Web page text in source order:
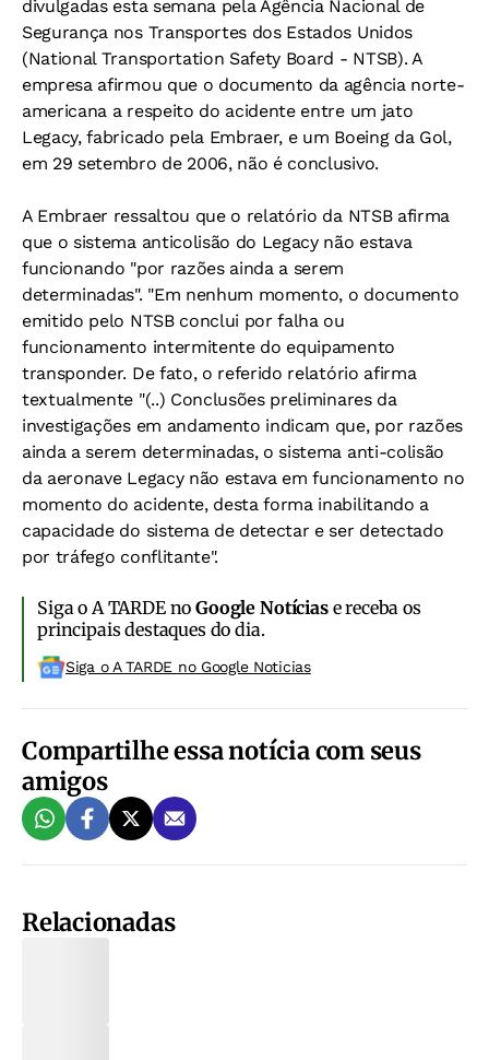
divulgadas esta semana pela Agência Nacional de
Segurança nos Transportes dos Estados Unidos
(National Transportation Safety Board - NTSB). A
empresa afirmou que o documento da agência norte-
americana a respeito do acidente entre um jato
Legacy, fabricado pela Embraer, e um Boeing da Gol,
em 29 setembro de 2006, não é conclusivo.
A Embraer ressaltou que o relatório da NTSB afirma
que o sistema anticolisão do Legacy não estava
funcionando "por razões ainda a serem
determinadas". "Em nenhum momento, o documento
emitido pelo NTSB conclui por falha ou
funcionamento intermitente do equipamento
transponder. De fato, o referido relatório afirma
textualmente "(..) Conclusões preliminares da
investigações em andamento indicam que, por razões
ainda a serem determinadas, o sistema anti-colisão
da aeronave Legacy não estava em funcionamento no
momento do acidente, desta forma inabilitando a
capacidade do sistema de detectar e ser detectado
por tráfego conflitante".
Siga o A TARDE noGoogle Notíciase receba os
principais destaques do dia.
Siga o A TARDE no Google Noticias
Compartilhe essa notícia com seus
amigos
Relacionadas